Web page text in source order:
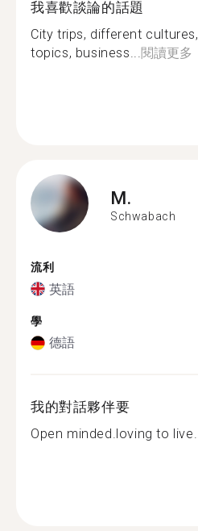
我喜歡談論的話題
City trips, different
topics, business...閱讀更多
M.
Schwabach
流利
英語
學
德語
我的對話夥伴要
Open minded.loving to